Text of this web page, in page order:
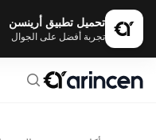
تحميل تطبيق أرينسن
تجربة أفضل على الجوال